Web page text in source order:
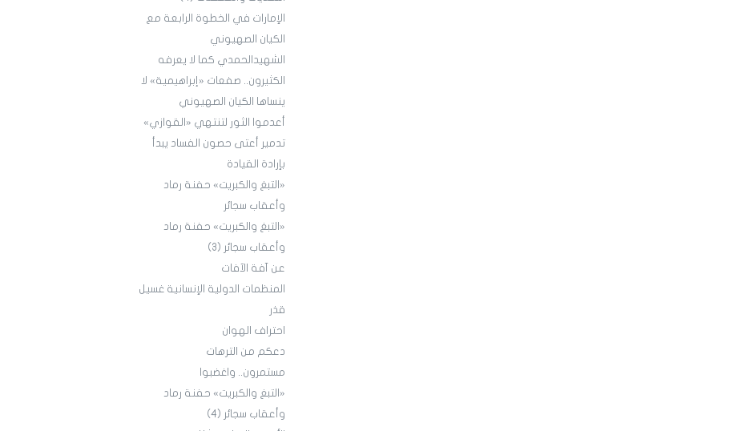
الإمارات في الخطوة الرابعة مع
الكيان الصهيوني
الشهيدالحمدي كما لا يعرفه
الكثيرون.. صفعات «إبراهيمية» لا
ينساها الكيان الصهيوني
أعدموا الثور لتنتهي «القوازي»
تدمير أعتى حصون الفساد يبدأ
بإرادة القيادة
«التبغ والكبريت» حفنة رماد
وأعقاب سجائر
«التبغ والكبريت» حفنة رماد
وأعقاب سجائر (3)
عن آفة الآفات
المنظمات الدولية الإنسانية غسيل
قذر
احتراف الهوان
دعكم من الترهات
مستمرون.. واغضبوا
«التبغ والكبريت» حفنة رماد
وأعقاب سجائر (4)